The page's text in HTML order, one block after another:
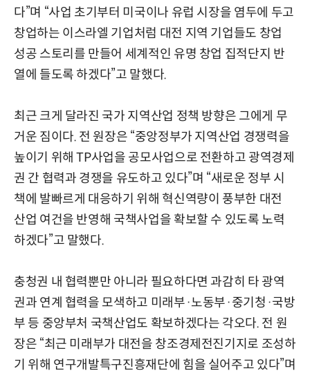
다”며 “사업 초기부터 미국이나 유럽 시장을 염두에 두고
창업하는 이스라엘 기업처럼 대전 지역 기업들도 창업
성공 스토리를 만들어 세계적인 유명 창업 집적단지 반
열에 들도록 하겠다”고 말했다.
최근 크게 달라진 국가 지역산업 정책 방향은 그에게 무
거운 짐이다. 전 원장은 “중앙정부가 지역산업 경쟁력을
높이기 위해 TP사업을 공모사업으로 전환하고 광역경제
권 간 협력과 경쟁을 유도하고 있다”며 “새로운 정부 시
책에 발빠르게 대응하기 위해 혁신역량이 풍부한 대전
산업 여건을 반영해 국책사업을 확보할 수 있도록 노력
하겠다”고 말했다.
충청권 내 협력뿐만 아니라 필요하다면 과감히 타 광역
권과 연계 협력을 모색하고 미래부·노동부·중기청·국방
부 등 중앙부처 국책산업도 확보하겠다는 각오다. 전 원
장은 “최근 미래부가 대전을 창조경제전진기지로 조성하
기 위해 연구개발특구진흥재단에 힘을 실어주고 있다”며